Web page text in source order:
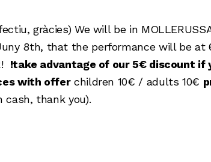
gràcies) We will be in
8th, that the performance will be at
!take advantage of our 5€ discount if
with offerchildren 10€ / adults 10€
cash, thank you).